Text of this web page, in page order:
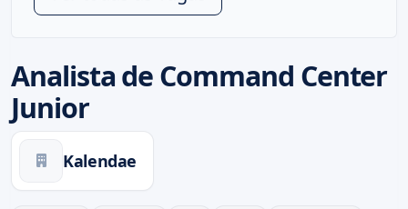
Analista de Command Center
Junior
Kalendae